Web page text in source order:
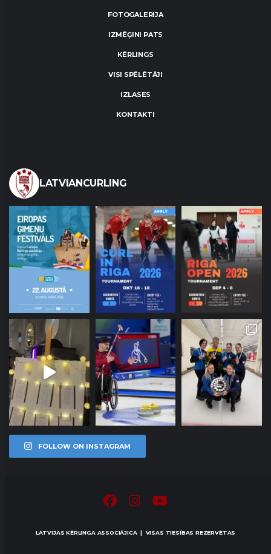
FOTOGALERIJA
IZMĒĢINI PATS
KĒRLINGS
VISI SPĒLĒTĀJI
IZLASES
KONTAKTI
LATVIANCURLING
FOLLOW ON INSTAGRAM
LATVIJAS KĒRLINGA ASSOCIĀJICA | VISAS TIESĪBAS REZERVĒTAS